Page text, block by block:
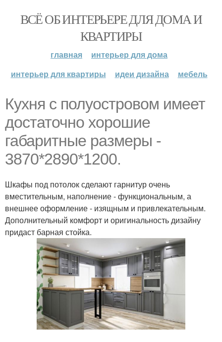
ВСЁ ОБ ИНТЕРЬЕРЕ ДЛЯ ДОМА И
КВАРТИРЫ
главная
интерьер для дома
интерьер для квартиры
идеи дизайна мебель
Кухня с полуостровом имеет
достаточно хорошие
габаритные размеры -
3870*2890*1200.
Шкафы под потолок сделают гарнитур очень
вместительным, наполнение - функциональным, а
внешнее оформление - изящным и привлекательным.
Дополнительный комфорт и оригинальность дизайну
придаст барная стойка.